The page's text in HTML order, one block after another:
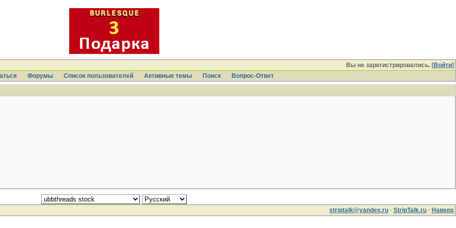
Вы не зарегистрировались. [Войти]
Форумы Список пользователей Активные темы Поиcк Вопрос-Ответ
striptalk@yandex.ru · StripTalk.ru · Наверх